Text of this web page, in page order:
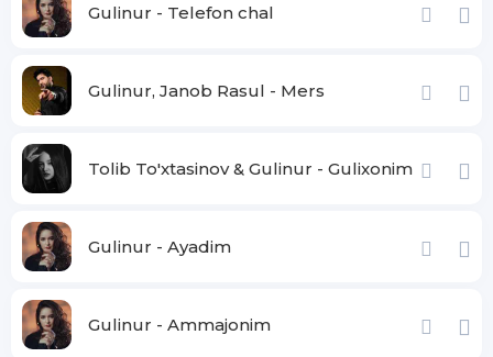
Aytaman qiynayverma
Yuragimni oldingidek xolatimga qaytaman
Osmondagi yulduzlarni
Vaziyatim qanday bo'lsayam
Baribir sening bilan ketaman
Gulinur - Telefon chal
Gulinur, Janob Rasul - Mers
Tolib To'xtasinov & Gulinur - Gulixonim
Gulinur - Ayadim
Gulinur - Ammajonim